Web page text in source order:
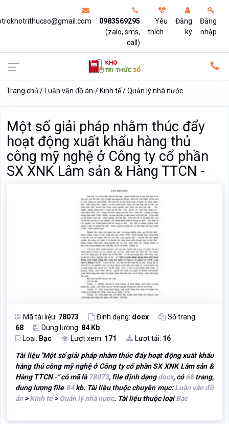
0983569295
(zalo, sms,
call)
Yêu
thích
Đăng
ký
Đăng
nhập
Trang chủ Luận văn đồ án Kinh tế Quản lý nhà nước
Một số giải pháp nhằm thúc đẩy
hoạt động xuất khẩu hàng thủ
công mỹ nghệ ở Công ty cổ phần
SX XNK Lâm sản & Hàng TTCN -
Mã tài liệu: 78073 Định dạng: docx
Số trang:
68
Dung lượng: 84 Kb
Loại: Bạc Lượt xem: 171 Lượt tải: 16
Tài liệu "Một số giải pháp nhằm thúc đẩy hoạt động xuất khẩu
hàng thủ công mỹ nghệ ở Công ty cổ phần SX XNK Lâm sản &
Hàng TTCN -" có mã là 78073, file định dạngdocx, có68trang,
dung lượng file 84kb. Tài liệu thuộc chuyên mục:Luận văn đồ
án>Kinh tế>Quản lý nhà nước. Tài liệu thuộc loạiBạc